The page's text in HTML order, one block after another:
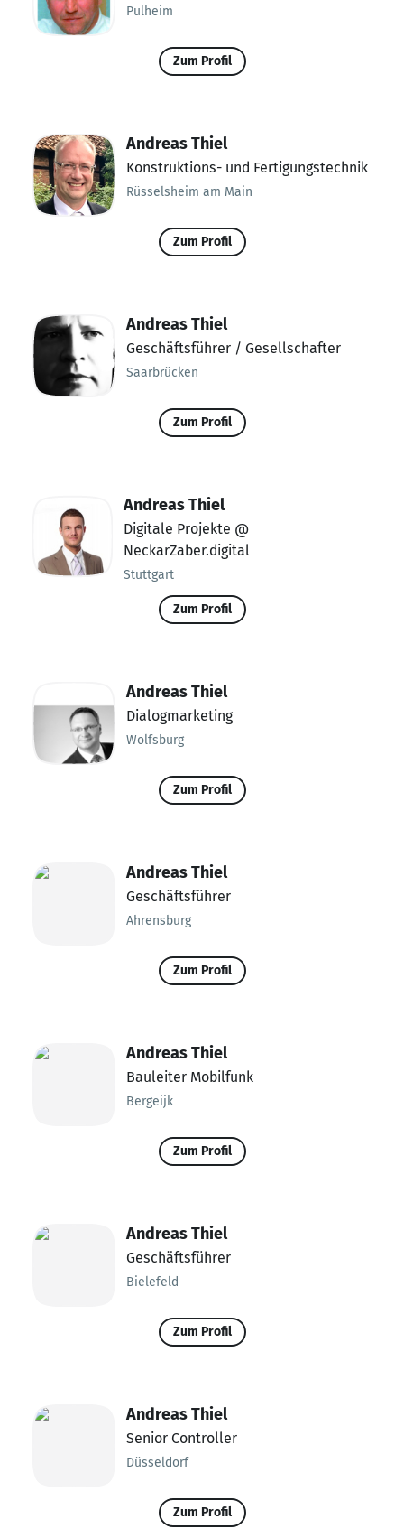
Pulheim
Zum Profil
Andreas Thiel
Konstruktions- und Fertigungstechnik
Rüsselsheim am Main
Zum Profil
Andreas Thiel
Geschäftsführer / Gesellschafter
Saarbrücken
Zum Profil
Andreas Thiel
Digitale Projekte @
NeckarZaber.digital
Stuttgart
Zum Profil
Andreas Thiel
Dialogmarketing
Wolfsburg
Zum Profil
Andreas Thiel
Geschäftsführer
Ahrensburg
Zum Profil
Andreas Thiel
Bauleiter Mobilfunk
Bergeijk
Zum Profil
Andreas Thiel
Geschäftsführer
Bielefeld
Zum Profil
Andreas Thiel
Senior Controller
Düsseldorf
Zum Profil